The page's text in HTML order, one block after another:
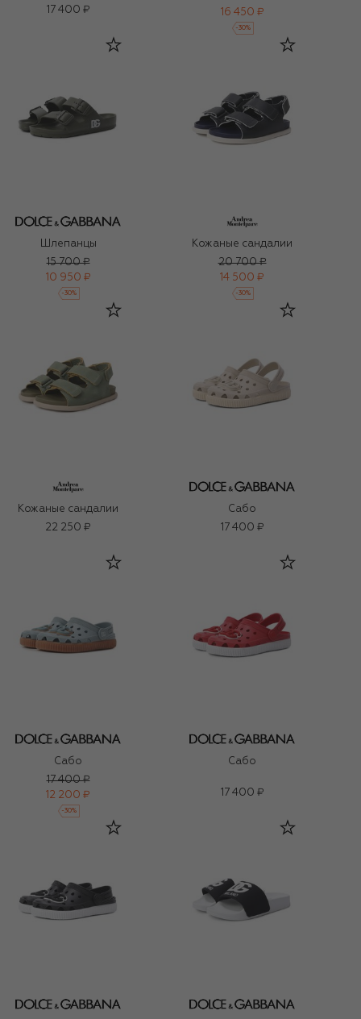
17 400 ₽
16 450 ₽
-30%
Шлепанцы
15 700 ₽
10 950 ₽
-30%
Кожаные сандалии
20 700 ₽
14 500 ₽
-30%
Кожаные сандалии
22 250 ₽
Сабо
17 400 ₽
Сабо
17 400 ₽
12 200 ₽
-30%
Сабо
17 400 ₽